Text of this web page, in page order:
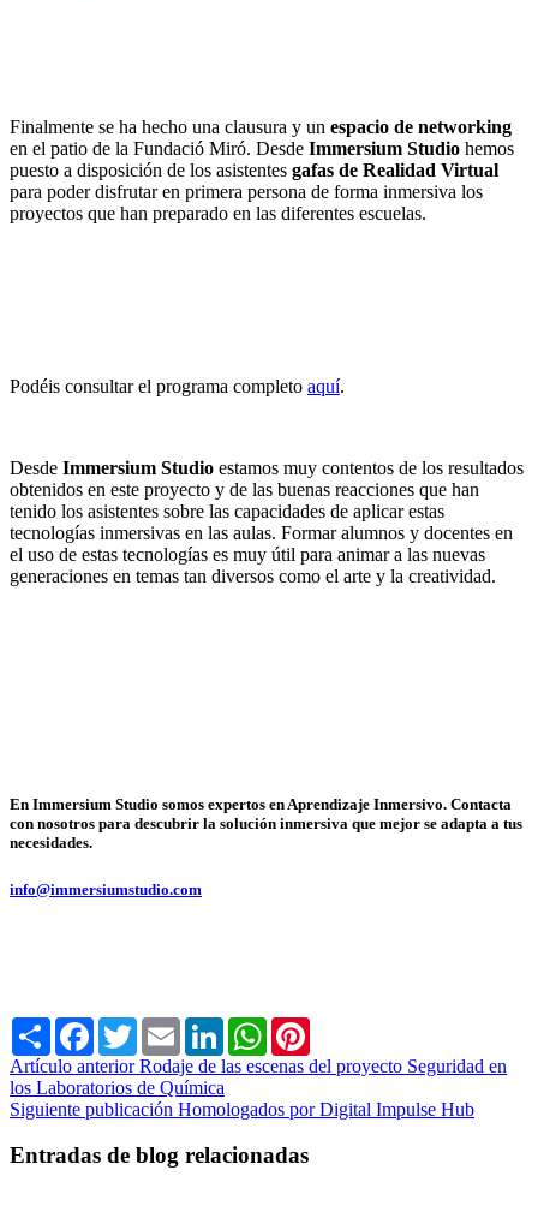
Finalmente se ha hecho una clausura y un espacio de networking
en el patio de la Fundació Miró. Desde Immersium Studio hemos
puesto a disposición de los asistentes gafas de Realidad Virtual
para poder disfrutar en primera persona de forma inmersiva los
proyectos que han preparado en las diferentes escuelas.
Podéis consultar el programa completo aquí.
Desde Immersium Studio estamos muy contentos de los resultados
obtenidos en este proyecto y de las buenas reacciones que han
tenido los asistentes sobre las capacidades de aplicar estas
tecnologías inmersivas en las aulas. Formar alumnos y docentes en
el uso de estas tecnologías es muy útil para animar a las nuevas
generaciones en temas tan diversos como el arte y la creatividad.
En Immersium Studio somos expertos en Aprendizaje Inmersivo. Contacta
con nosotros para descubrir la solución inmersiva que mejor se adapta a tus
necesidades.
info@immersiumstudio.com
Share Facebook
TwitterEmail LinkedInWhatsApp
Artículo anterior Rodaje de las escenas del proyecto Seguridad en
los Laboratorios de Química
Siguiente publicación Homologados por Digital Impulse Hub
Entradas de blog relacionadas